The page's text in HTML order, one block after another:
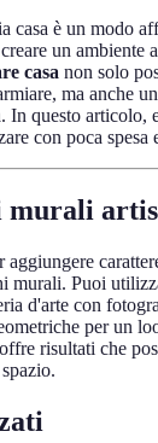
casa è un modo
un ambiente
casa non solo
ma anche
In questo articolo,
con poca spesa
murali
murali. Puoi
d'arte con
per un
risultati che